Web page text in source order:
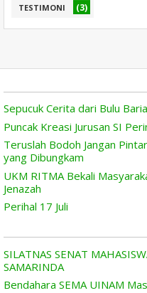
TESTIMONI (3)
Sepucuk Cerita dari Bulu Baria
Puncak Kreasi Jurusan SI
Teruslah Bodoh Jangan
yang Dibungkam
UKM RITMA Bekali
Jenazah
Perihal 17 Juli
SILATNAS SENAT
SAMARINDA
Bendahara SEMA UINAM